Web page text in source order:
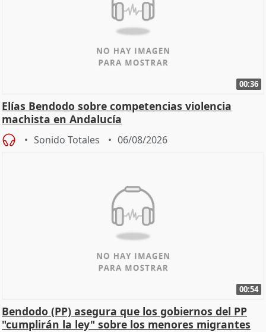
00:36
Elías Bendodo sobre competencias violencia
machista en Andalucía
Sonido Totales 06/08/2026
00:54
Bendodo (PP) asegura que los gobiernos del PP
"cumplirán la ley" sobre los menores migrantes